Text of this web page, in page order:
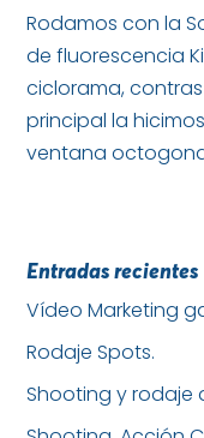
Rodamos con la
de fluorescencia
ciclorama,
principal la
ventana
Entradas recientes
Vídeo Marketing
Rodaje Spots.
Shooting y rodaje